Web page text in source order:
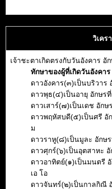
วิเคร
เจ้าชะตาเกิดตรงกับวันอังคาร
ทักษาของผู้ที่เกิดวันอังคาร
ดาวอังคาร(๓)เป็นบริวา
ดาวพุธ(๔)เป็นอายุ อักษ
ดาวเสาร์(๗)เป็นเดช อัก
ดาวพฤหัสบดี(๕)เป็นศรี
ม
ดาวราหู(๘)เป็นมูละ อักษ
ดาวศุกร์(๖)เป็นอุตสาหะ
ดาวอาทิตย์(๑)เป็นมนตรี
เอ โอ
ดาวจันทร์(๒)เป็นกาลกิณี